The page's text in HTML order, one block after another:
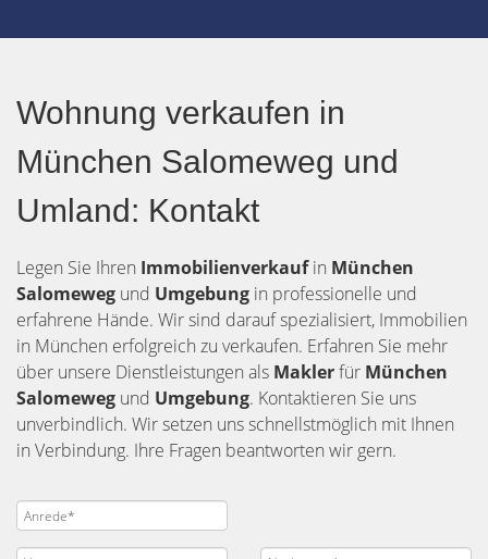
Wohnung verkaufen in
München Salomeweg und
Umland: Kontakt
Legen Sie Ihren Immobilienverkaufin München
Salomeweg und Umgebung in professionelle und
erfahrene Hände. Wir sind darauf spezialisiert, Immobilien
in München erfolgreich zu verkaufen. Erfahren Sie mehr
über unsere Dienstleistungen als Maklerfür München
Salomeweg und Umgebung. Kontaktieren Sie uns
unverbindlich. Wir setzen uns schnellstmöglich mit Ihnen
in Verbindung. Ihre Fragen beantworten wir gern.